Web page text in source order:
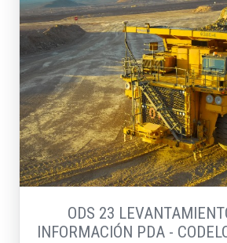
ODS 23
INFORMACIÓN PDA -